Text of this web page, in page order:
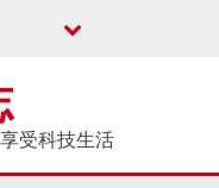
受科技生活